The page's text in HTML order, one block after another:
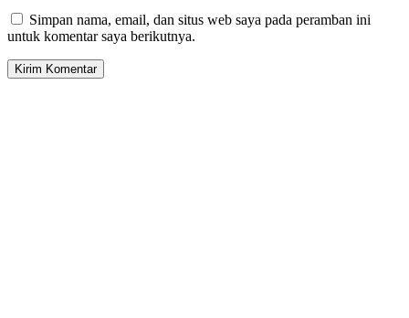
Simpan nama, email, dan situs web saya pada peramban ini
untuk komentar saya berikutnya.